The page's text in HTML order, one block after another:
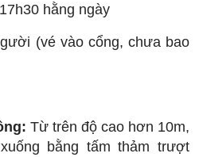
hằng ngày
(vé vào cổng, chưa bao
Từ trên độ cao hơn 10m,
bằng tấm thảm trượt